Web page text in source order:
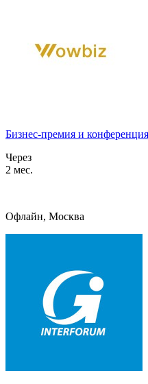
Бизнес-премия и
Через
2 мес.
Офлайн, Москва